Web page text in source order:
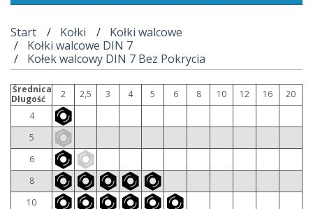
Start Kołki
Kołki walcowe
Kołki walcowe DIN 7
Kołek walcowy DIN 7 Bez Pokrycia
Średnica
Długość
2 2,5 3 4 5 6 8 10 12 16
20
4
5
6
8
10